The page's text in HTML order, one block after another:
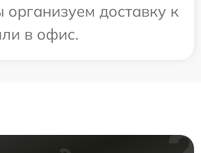
организуем доставку к
в офис.